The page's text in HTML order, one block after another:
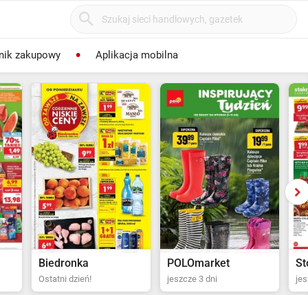
zakupowy Aplikacja mobilna
POLOmarket
jeszcze 3 dni jeszcze 4 dni